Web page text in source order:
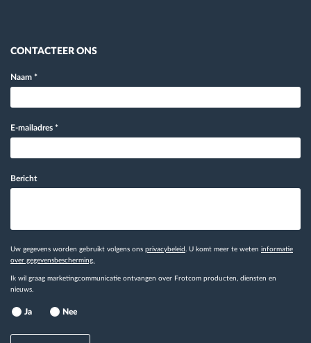
CONTACTEER ONS
Naam *
E-mailadres *
Bericht
Uw gegevens worden gebruikt volgens ons privacybeleid . U komt meer te weten informatie
over gegevensbescherming.
Ik wil graag marketingcommunicatie ontvangen over Frotcom producten, diensten en
nieuws.
Ja Nee